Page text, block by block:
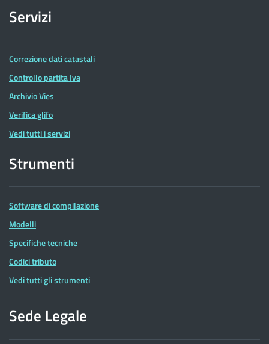
Servizi
Correzione dati catastali
Controllo partita Iva
Archivio Vies
Verifica glifo
Vedi tutti i servizi
Strumenti
Software di compilazione
Modelli
Specifiche tecniche
Codici tributo
Vedi tutti gli strumenti
Sede Legale